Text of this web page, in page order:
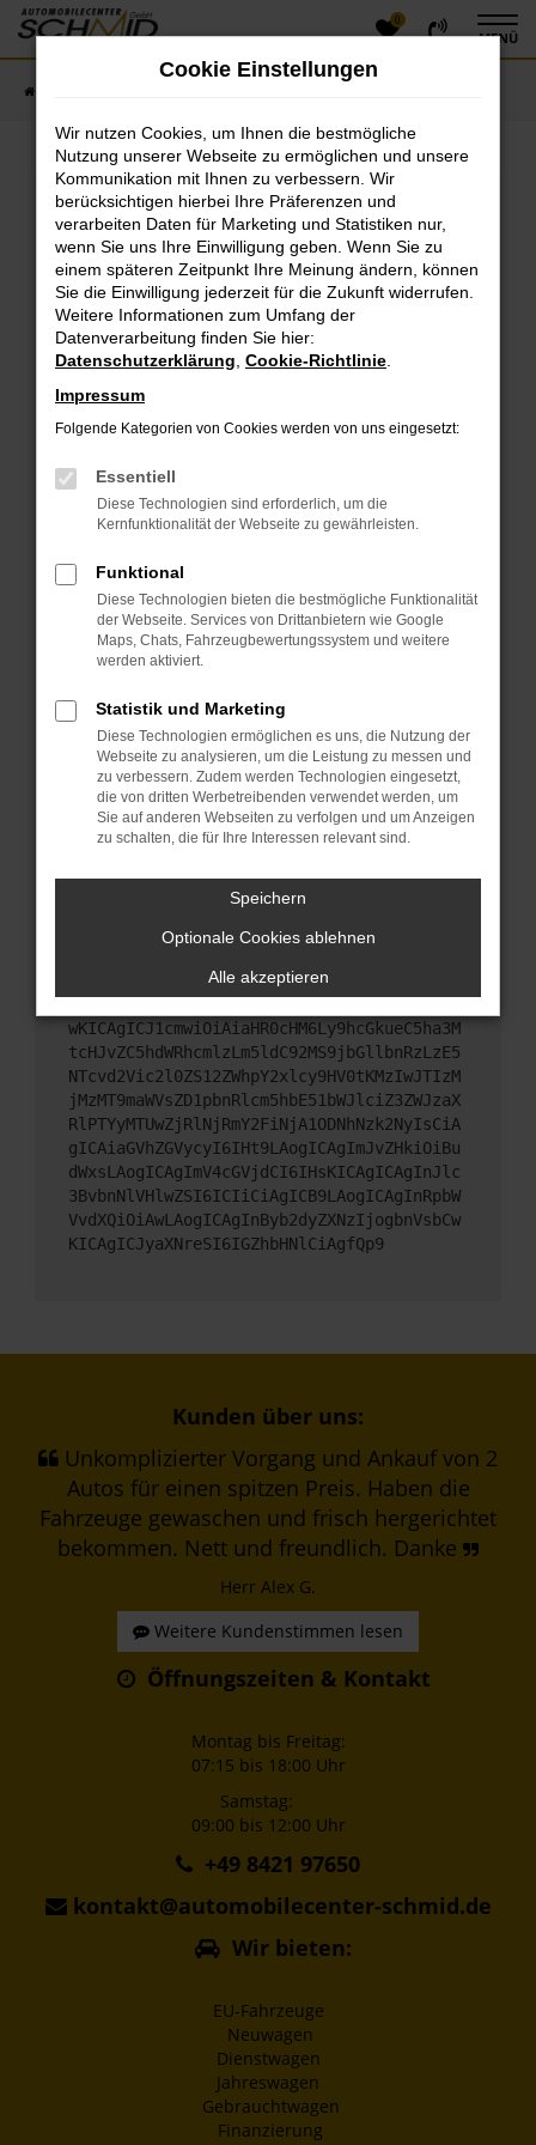
Zum
Hauptinhalt
0
MENÜ
Fehler: Network Error
Beim Laden ist ein Fehler aufgetreten.
Hier sind ein paar Tipps, die dir helfen können:
Überprüfe deine Firewall und deine
Internetverbindung.
Laden andere Webseiten, zum Beispiel deine
Suchmaschine?
Prüfe deine Browsererweiterungen.
das Laden bestimmter Seiten verhindern.
Funktioniert die Seite in einem anderen Browser
oder in einem privaten Fenster?
Das kann manchmal helfen, vorübergehende
Probleme zu beheben.
Stelle sicher, dass dein Browser und dein
Betriebssystem auf dem neuesten Stand sind.
Sicherheitsrisiko, sondern kann auch dazu führen,
dass bestimmte Funktionen nicht mehr
unterstützt werden.
Wende dich an den Webseitenbetreiber.
Wenn du alle oben genannten Schritte versucht
hast, kontaktiere uns bitte. Wir werden versuchen,
das Problem zu beheben. Du kannst uns diesen
Text schicken, um uns bei der Fehlersuche zu
unterstützen:
ewogICJuYW1lIjogIk5ldHdvcmtFcnJvciIsCiAgI
mNvbmZpZyI6IHsKICAgICJtZXRob2QiOiAiR0VUIi
wKICAgICJ1cmwiOiAiaHR0cHM6Ly9hcGkueC5ha3M
tcHJvZC5hdWRhcmlzLm5ldC92MS9jbGllbnRzLzE5
NTcvd2Vic2l0ZS12ZWhpY2xlcy9HV0tKMzIwJTIzM
jMzMT9maWVsZD1pbnRlcm5hbE51bWJlciZ3ZWJzaX
RlPTYyMTUwZjRlNjRmY2FiNjA1ODNhNzk2NyIsCiA
gICAiaGVhZGVycyI6IHt9LAogICAgImJvZHkiOiBu
dWxsLAogICAgImV4cGVjdCI6IHsKICAgICAgInJlc
3BvbnNlVHlwZSI6ICIiCiAgICB9LAogICAgInRpbW
VvdXQiOiAwLAogICAgInByb2dyZXNzIjogbnVsbCw
KICAgICJyaXNreSI6IGZhbHNlCiAgfQp9
Kunden über uns:
Unkomplizierter Vorgang und Ankauf von 2
Autos für einen spitzen Preis. Haben die
Fahrzeuge gewaschen und frisch hergerichtet
bekommen. Nett und freundlich. Danke
Herr Alex G.
Weitere Kundenstimmen lesen
Öffnungszeiten & Kontakt
Montag bis Freitag:
07:15 bis 18:00 Uhr
Samstag:
09:00 bis 12:00 Uhr
+49 8421 97650
kontakt@automobilecenter-schmid.de
Wir bieten:
EU-Fahrzeuge
Neuwagen
Dienstwagen
Jahreswagen
Gebrauchtwagen
Finanzierung
Cookie Einstellungen
Wir nutzen Cookies, um Ihnen die bestmögliche
Nutzung unserer Webseite zu ermöglichen und unsere
Kommunikation mit Ihnen zu verbessern. Wir
berücksichtigen hierbei Ihre Präferenzen und
verarbeiten Daten für Marketing und Statistiken nur,
wenn Sie uns Ihre Einwilligung geben. Wenn Sie zu
einem späteren Zeitpunkt Ihre Meinung ändern, können
Sie die Einwilligung jederzeit für die Zukunft widerrufen.
Weitere Informationen zum Umfang der
Datenverarbeitung finden Sie hier:
Datenschutzerklärung Cookie-Richtlinie
Impressum
Folgende Kategorien von Cookies werden von uns eingesetzt:
Essentiell
Diese Technologien sind erforderlich, um die
Kernfunktionalität der Webseite zu gewährleisten.
Funktional
Diese Technologien bieten die bestmögliche Funktionalität
der Webseite. Services von Drittanbietern wie Google
Maps, Chats, Fahrzeugbewertungssystem und weitere
werden aktiviert.
Statistik und Marketing
Diese Technologien ermöglichen es uns, die Nutzung der
Webseite zu analysieren, um die Leistung zu messen und
zu verbessern. Zudem werden Technologien eingesetzt,
die von dritten Werbetreibenden verwendet werden, um
Sie auf anderen Webseiten zu verfolgen und um Anzeigen
zu schalten, die für Ihre Interessen relevant sind.
Speichern
Optionale Cookies ablehnen
Alle akzeptieren